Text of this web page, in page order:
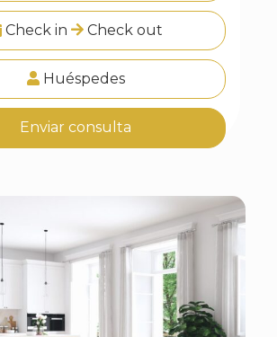
Check in Check out
Huéspedes
Enviar consulta